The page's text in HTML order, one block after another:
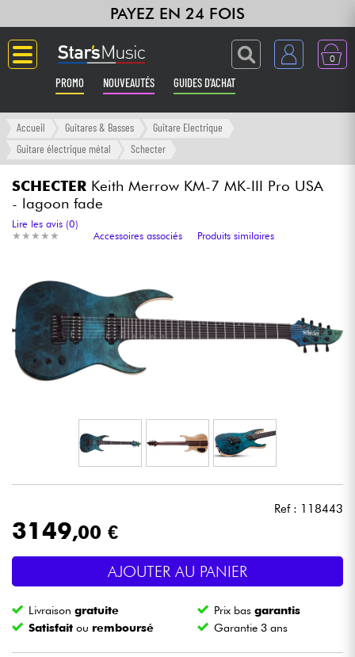
PAYEZ EN 24 FOIS
0
PROMO NOUVEAUTÉS GUIDES D'ACHAT
Langue
Amplis & Effets
Synthés & Sampleurs
Home Studio
Casques
Eclairage
Batteries & Percu
Vents
Accueil Guitares & Basses
Guitare Electrique
Guitare électrique métal
Schecter
SCHECTER Keith Merrow KM-7 MK-III Pro USA
- lagoon fade
★ ★ ★ ★ ★
★ ★ ★ ★ ★
Lire les avis (0)
Accessoires associés
Produits similaires
Ref : 118443
3149,00 €
AJOUTER AU PANIER
Livraisongratuite Prix basgarantis
Satisfait ou remboursé Garantie 3 ans